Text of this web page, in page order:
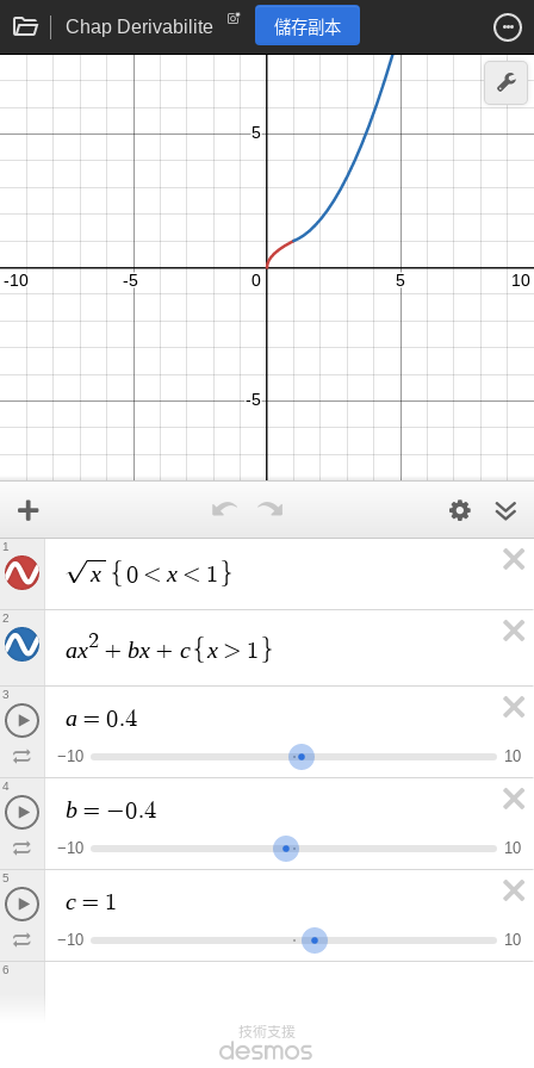
Chap Derivabilite 儲存副本
x 0 < x < 1
1
ax2 + bx + c x > 1
2
a = 0.4
−10 10
3
b = −0.4
−10 10
4
c = 1
−10 10
5
6
技術支援